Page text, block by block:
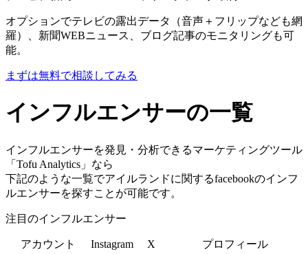
オプションでテレビの露出データ（音声＋フリップなども網
羅）、新聞WEBニュース、ブログ記事のモニタリングも可
能。
まずは無料で相談してみる
インフルエンサーの一覧
インフルエンサーを発見・分析できるマーケティングツール
「Tofu Analytics」なら
下記のような一覧でアイルランドに関するfacebookのインフ
ルエンサーを探すことが可能です。
注目のインフルエンサー
アカウント Instagram X プロフィール